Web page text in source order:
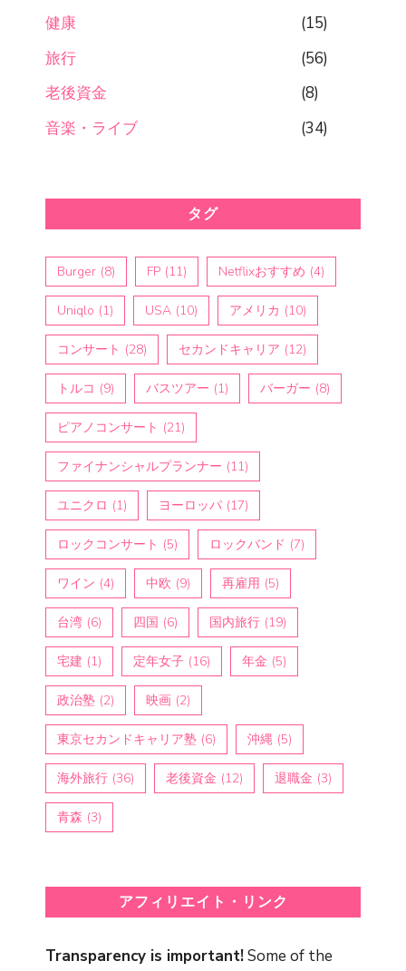
健康
(15)
旅行
(56)
老後資金
(8)
音楽・ライブ
(34)
タグ
Burger (8) FP (11) Netflixおすすめ (4)
Uniqlo (1) USA (10) アメリカ (10)
コンサート (28) セカンドキャリア (12)
トルコ (9) バスツアー (1) バーガー (8)
ピアノコンサート (21)
ファイナンシャルプランナー (11)
ユニクロ (1) ヨーロッパ (17)
ロックコンサート (5) ロックバンド (7)
ワイン (4) 中欧 (9) 再雇用 (5)
台湾 (6) 四国 (6) 国内旅行 (19)
宅建 (1) 定年女子 (16) 年金 (5)
政治塾 (2) 映画 (2)
東京セカンドキャリア塾 (6) 沖縄 (5)
海外旅行 (36) 老後資金 (12) 退職金 (3)
青森 (3)
アフィリエイト・リンク
Transparency is important!Some of the